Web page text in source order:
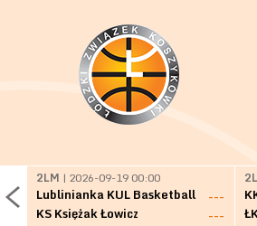
2LM | 2026-09-19 00:00
Lublinianka KUL Basketball
---
KS Księżak Łowicz
---